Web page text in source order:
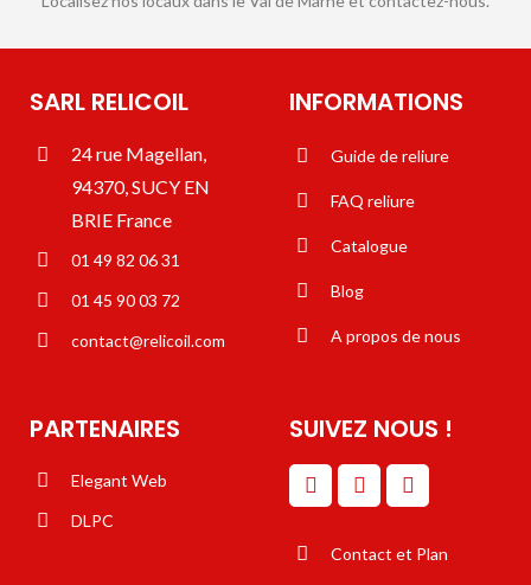
SARL RELICOIL
24 rue Magellan,
94370, SUCY EN
BRIE France
01 49 82 06 31
01 45 90 03 72
contact@relicoil.com
INFORMATIONS
Guide de reliure
FAQ reliure
Catalogue
Blog
A propos de nous
PARTENAIRES
Elegant Web
DLPC
SUIVEZ NOUS !
Contact et Plan